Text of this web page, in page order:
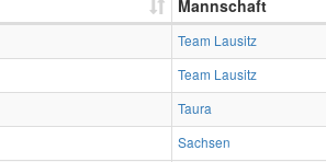
Mannschaft
Team Lausitz
Team Lausitz
Taura
Sachsen